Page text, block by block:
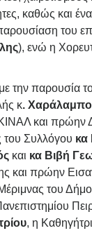
καθώς και
του
), ενώ η
την παρουσία
κ.
και πρώην
του Συλλόγου κα
και κα Βιβή
και πρώην
του
, η